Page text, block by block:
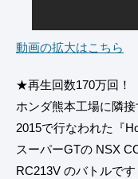
動画の拡大はこちら
★再生回数170万回！
ホンダ熊本工場に隣
2015で行なわれた『
スーパーGTの NSX
RC213V のバトルです